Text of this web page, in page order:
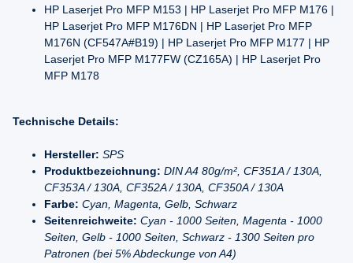
HP Laserjet Pro MFP M153 | HP Laserjet Pro MFP M176 |
HP Laserjet Pro MFP M176DN | HP Laserjet Pro MFP
M176N (CF547A#B19) | HP Laserjet Pro MFP M177 | HP
Laserjet Pro MFP M177FW (CZ165A) | HP Laserjet Pro
MFP M178
Technische Details:
Hersteller: SPS
Produktbezeichnung: DIN A4 80g/m², CF351A / 130A,
CF353A / 130A, CF352A / 130A, CF350A / 130A
Farbe: Cyan, Magenta, Gelb, Schwarz
Seitenreichweite: Cyan - 1000 Seiten, Magenta - 1000
Seiten, Gelb - 1000 Seiten, Schwarz - 1300 Seiten pro
Patronen (bei 5% Abdeckunge von A4)